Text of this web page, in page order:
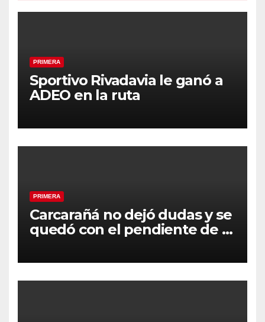
PRIMERA
Sportivo Rivadavia le ganó a
ADEO en la ruta
PRIMERA
Carcarañá no dejó dudas y se
quedó con el pendiente de la